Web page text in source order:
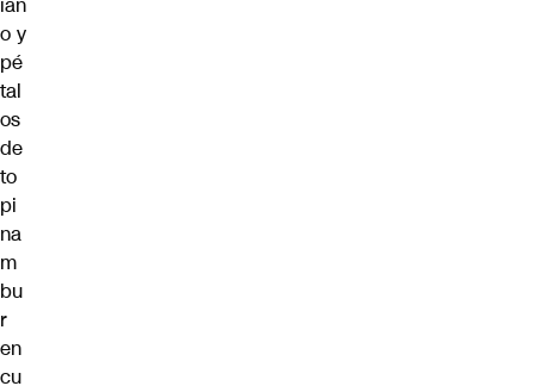
o y
pé
tal
os
de
to
pi
na
m
bu
r
en
cu